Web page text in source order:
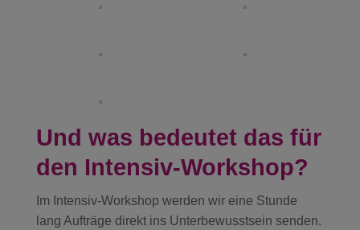
Und was bedeutet das für
den Intensiv-Workshop?
Im Intensiv-Workshop werden wir eine Stunde
lang Aufträge direkt ins Unterbewusstsein senden.